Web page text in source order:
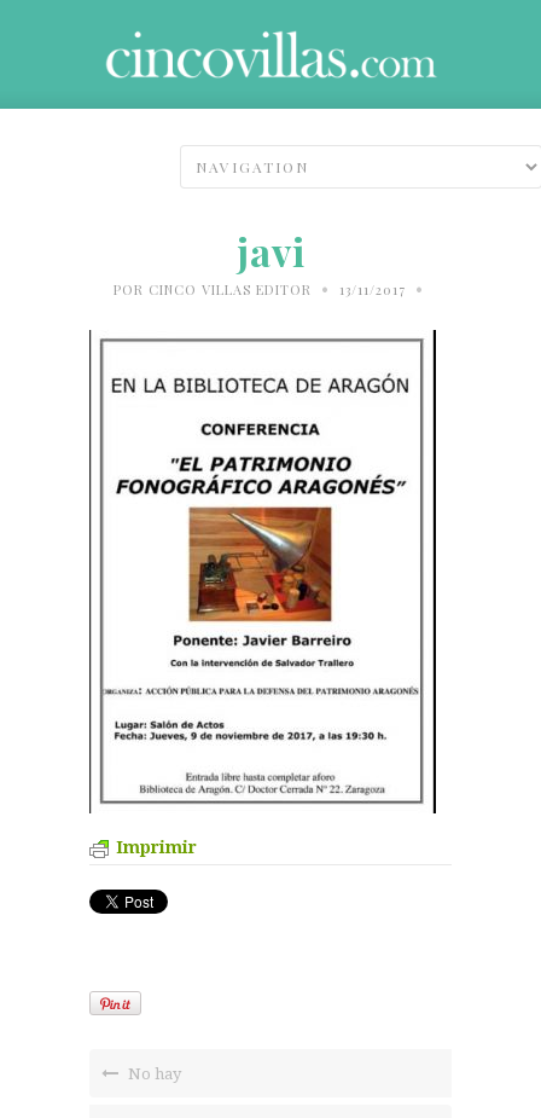
javi
POR CINCO VILLAS EDITOR • 13/11/2017 •
Imprimir
No hay